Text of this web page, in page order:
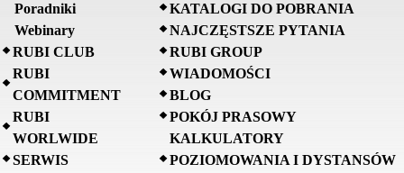
Poradniki
Webinary
RUBI CLUB
RUBI
COMMITMENT
RUBI
WORLWIDE
SERWIS
KATALOGI DO POBRANIA
NAJCZĘSTSZE PYTANIA
RUBI GROUP
WIADOMOŚCI
BLOG
POKÓJ PRASOWY
KALKULATORY
POZIOMOWANIA I DYSTANSÓW